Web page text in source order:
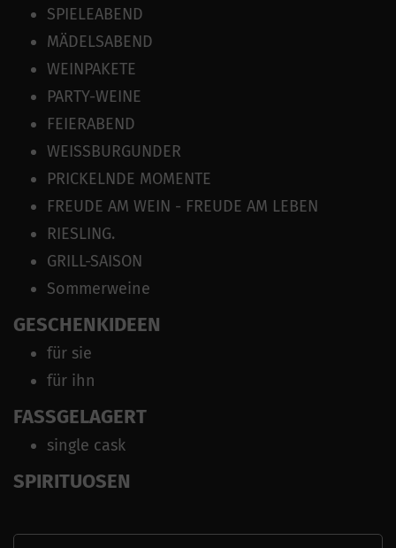
SPIELEABEND
MÄDELSABEND
WEINPAKETE
PARTY-WEINE
FEIERABEND
WEISSBURGUNDER
PRICKELNDE MOMENTE
FREUDE AM WEIN - FREUDE AM LEBEN
RIESLING.
GRILL-SAISON
Sommerweine
GESCHENKIDEEN
für sie
für ihn
FASSGELAGERT
single cask
SPIRITUOSEN